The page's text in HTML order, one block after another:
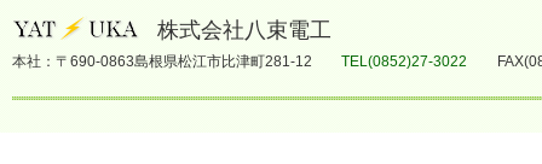
株式会社八束電工
本社：〒690-0863島根県松江市比津町281-12 TEL(0852)27-3022